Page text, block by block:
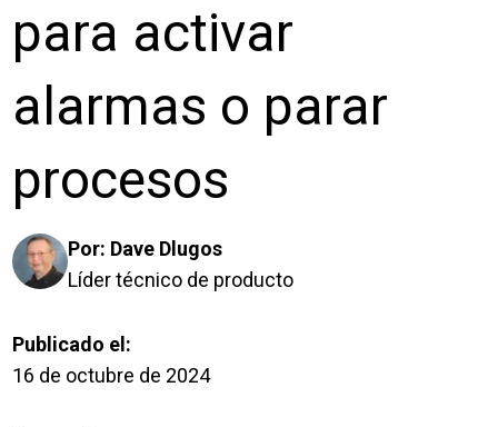
Recursos
Acerca de
Seleccionar región
Inicio de sesión
para activar
alarmas o parar
procesos
Por: Dave Dlugos
Líder técnico de producto
Publicado el:
16 de octubre de 2024